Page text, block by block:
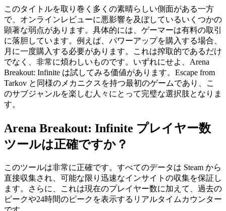
このタイトルを取り巻く多くの素晴らしい側面がある一方
で、オンラインレビューに悪影響を及ぼしているいくつかの
顕著な弱点があります。具体的には、ゲーマーは有料の取引
に落胆しています。例えば、パワーアップを購入する場合、
月に一度購入する必要があります。これは搾取的であるだけ
でなく、非常に煩わしいものです。いずれにせよ、Arena
Breakout: Infinite は試してみる価値があります。Escape from
Tarkov と同様のメカニクスを持つ最初のゲームであり、こ
のサブジャンルを楽しむ人々にとって完璧な選択肢となりま
す。
Arena Breakout: Infinite プレイヤー数
ツールは正確ですか？
このツールは非常に正確です。すべてのデータは Steam から
直接収集され、可能な限り迅速なインサイトの収集を保証し
ます。さらに、これは現在のプレイヤー数に加えて、過去の
ピークや24時間のピークを表示するリアルタイムカウンター